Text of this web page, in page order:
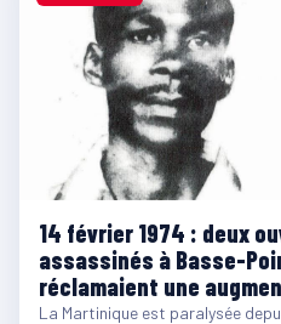
14 février 1974 : deux
assassinés à Basse-
réclamaient une
La Martinique est paralysée